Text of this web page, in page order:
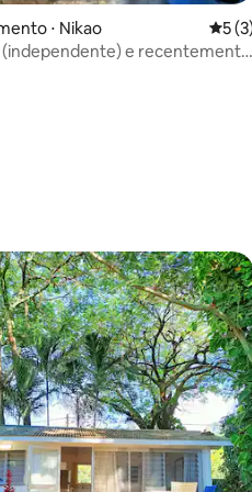
média de 5, 99 avaliações
⋅ Nikao 5 de
5
(independente) e recentemente